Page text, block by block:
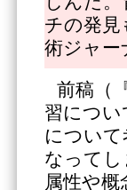
チの発見
術ジャー
前稿（
習につい
につい
なって
属性や